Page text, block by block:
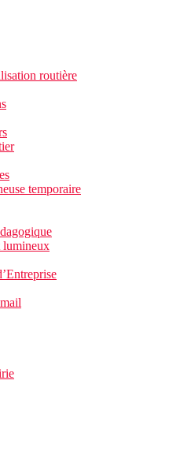
routière
temporaire
lumineux